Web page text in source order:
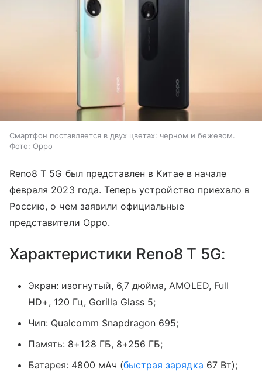
Смартфон поставляется в двух цветах: черном и бежевом.
Фото: Oppo
Reno8 T 5G был представлен в Китае в начале
февраля 2023 года. Теперь устройство приехало в
Россию, о чем заявили официальные
представители Oppo.
Характеристики Reno8 T 5G:
Экран: изогнутый, 6,7 дюйма, AMOLED, Full
HD+, 120 Гц, Gorilla Glass 5;
Чип: Qualcomm Snapdragon 695;
Память: 8+128 ГБ, 8+256 ГБ;
Батарея: 4800 мАч (быстрая зарядка 67 Вт);